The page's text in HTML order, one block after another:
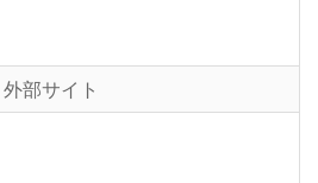
外部サイト